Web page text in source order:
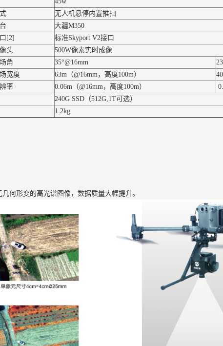
无人机悬停内置推扫
大疆M350
[2]
标准Skyport V2接口
头
500W像素实时成像
角
35°@16mm
宽度
63m（@16mm，高度100m）
率
0.06m（@16mm，高度100m）
240G SSD（512G,1T可选）
1.2kg
何形变的高光谱图像，数据质量大幅提升。